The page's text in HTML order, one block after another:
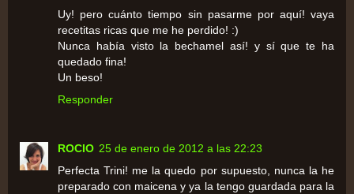
Uy! pero cuánto tiempo sin pasarme por aquí! vaya
recetitas ricas que me he perdido! :)
Nunca había visto la bechamel así! y sí que te ha
quedado fina!
Un beso!
Responder
ROCIO 25 de enero de 2012 a las 22:23
Perfecta Trini! me la quedo por supuesto, nunca la he
preparado con maicena y ya la tengo guardada para la